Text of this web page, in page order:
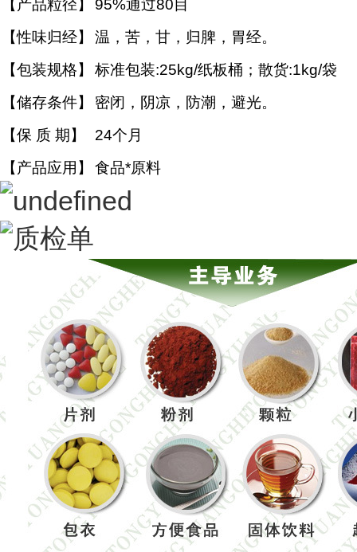
【产品粒径】
95%通过80目
【性味归经】
温，苦，甘，归脾，胃经。
【包装规格】
标准包装:25kg/纸板桶；散货:1kg/袋
【储存条件】
密闭，阴凉，防潮，避光。
【保 质 期】
24个月
【产品应用】
食品*原料